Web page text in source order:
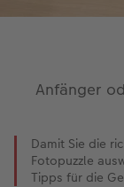
Anfänger
Damit Sie die
Fotopuzzle
Tipps für die